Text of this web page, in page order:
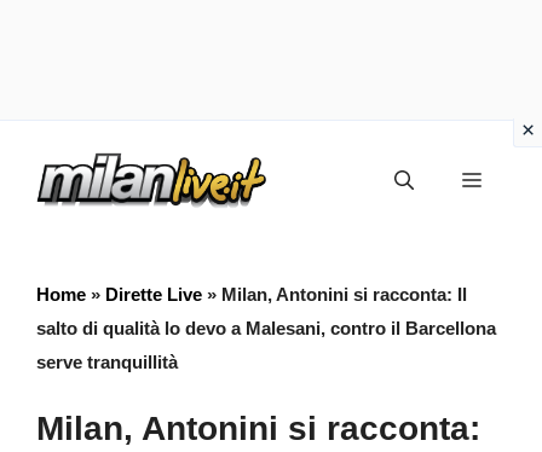
Menu
Home » Dirette Live » Milan, Antonini si racconta: Il
salto di qualità lo devo a Malesani, contro il Barcellona
serve tranquillità
Milan, Antonini si racconta: